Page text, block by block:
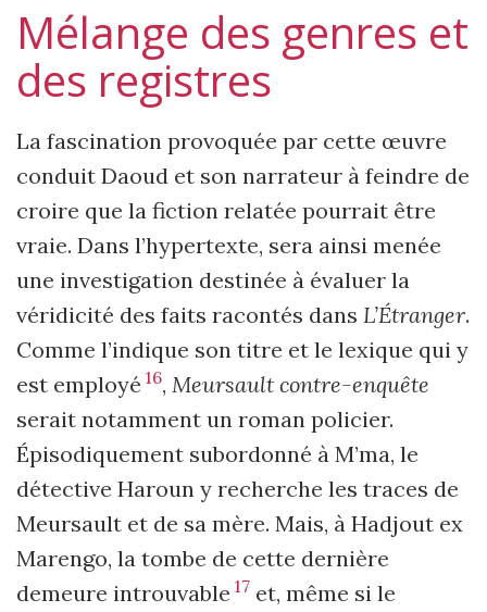
Mélange des genres et
des registres
La fascination provoquée par cette œuvre
conduit Daoud et son narrateur à feindre de
croire que la fiction relatée pourrait être
vraie. Dans l’hypertexte, sera ainsi menée
une investigation destinée à évaluer la
véridicité des faits racontés dans L’Étranger.
Comme l’indique son titre et le lexique qui y
est employé 16, Meursault contre-enquête
serait notamment un roman policier.
Épisodiquement subordonné à M’ma, le
détective Haroun y recherche les traces de
Meursault et de sa mère. Mais, à Hadjout ex
Marengo, la tombe de cette dernière
demeure introuvable 17 et, même si le